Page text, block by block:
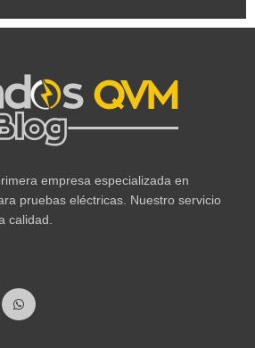
empresa especializada en
pruebas eléctricas. Nuestro servicio
calidad.